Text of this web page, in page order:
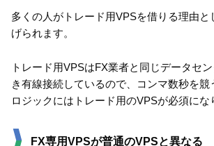
多くの人がトレード用VPSを借りる理由と
げられます。
トレード用VPSはFX業者と同じデータセ
き有線接続しているので、コンマ数秒を競
ロジックにはトレード用のVPSが必須にな
FX専用VPSが普通のVPSと異なる